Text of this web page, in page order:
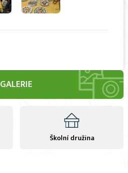
GALERIE
Školní družina